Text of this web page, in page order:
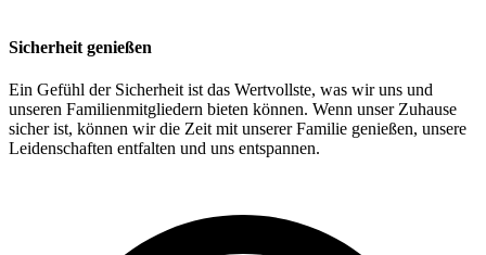
Sicherheit genießen
Ein Gefühl der Sicherheit ist das Wertvollste, was wir uns und
unseren Familienmitgliedern bieten können. Wenn unser Zuhause
sicher ist, können wir die Zeit mit unserer Familie genießen, unsere
Leidenschaften entfalten und uns entspannen.